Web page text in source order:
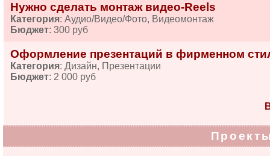
Нужно сделать монтаж видео-Reels
Категория: Аудио/Видео/Фото, Видеомонтаж
Бюджет: 300 руб
Оформление презентаций в фирменном
Категория: Дизайн, Презентации
Бюджет: 2 000 руб